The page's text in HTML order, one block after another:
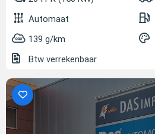
Automaat
139 g/km
Btw verrekenbaar